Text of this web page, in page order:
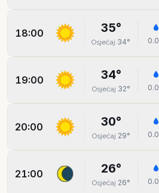
18:00 35°
Osjećaj 34° 0.0
19:00 34°
Osjećaj 32° 0.0
20:00 30°
Osjećaj 29° 0.0
21:00 26°
Osjećaj 26° 0.0